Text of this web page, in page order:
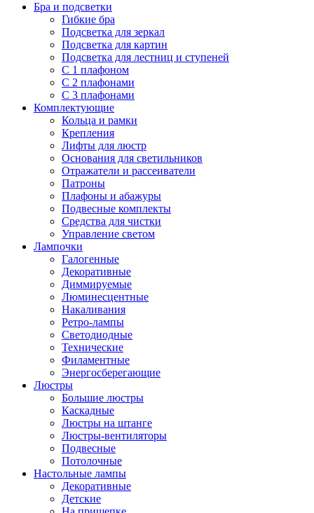
Бра и подсветки
Гибкие бра
Подсветка для зеркал
Подсветка для картин
Подсветка для лестниц и ступеней
С 1 плафоном
С 2 плафонами
С 3 плафонами
Комплектующие
Кольца и рамки
Крепления
Лифты для люстр
Основания для светильников
Отражатели и рассеиватели
Патроны
Плафоны и абажуры
Подвесные комплекты
Средства для чистки
Управление светом
Лампочки
Галогенные
Декоративные
Диммируемые
Люминесцентные
Накаливания
Ретро-лампы
Светодиодные
Технические
Филаментные
Энергосберегающие
Люстры
Большие люстры
Каскадные
Люстры на штанге
Люстры-вентиляторы
Подвесные
Потолочные
Настольные лампы
Декоративные
Детские